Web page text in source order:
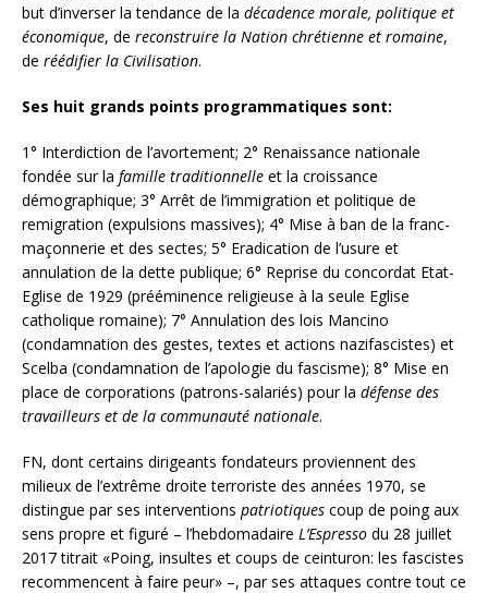
but d’inverser la tendance de la décadence morale, politique et
économique, de reconstruire la Nation chrétienne et romaine,
de réédifier la Civilisation.
Ses huit grands points programmatiques sont:
1° Interdiction de l’avortement; 2° Renaissance nationale
fondée sur la famille traditionnelle et la croissance
démographique; 3° Arrêt de l’immigration et politique de
remigration (expulsions massives); 4° Mise à ban de la franc-
maçonnerie et des sectes; 5° Eradication de l’usure et
annulation de la dette publique; 6° Reprise du concordat Etat-
Eglise de 1929 (prééminence religieuse à la seule Eglise
catholique romaine); 7° Annulation des lois Mancino
(condamnation des gestes, textes et actions nazifascistes) et
Scelba (condamnation de l’apologie du fascisme); 8° Mise en
place de corporations (patrons-salariés) pour la défense des
travailleurs et de la communauté nationale.
FN, dont certains dirigeants fondateurs proviennent des
milieux de l’extrême droite terroriste des années 1970, se
distingue par ses interventions patriotiques coup de poing aux
sens propre et figuré – l’hebdomadaire L’Espresso du 28 juillet
2017 titrait «Poing, insultes et coups de ceinturon: les fascistes
recommencent à faire peur» –, par ses attaques contre tout ce